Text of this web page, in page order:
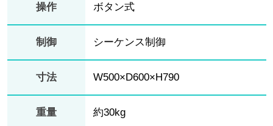
操作 ボタン式
制御 シーケンス制御
寸法 W500×D600×H790
重量 約30kg